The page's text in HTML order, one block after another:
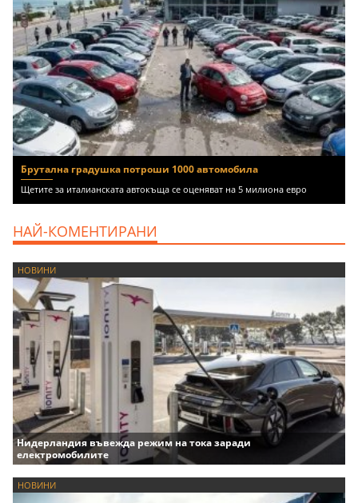
Брутална градушка потроши 1000 автомобила
Щетите за италианската автокъща се оценяват на 5 милиона евро
НАЙ-КОМЕНТИРАНИ
НОВИНИ
Нидерландия въвежда режим на тока заради
електромобилите
НОВИНИ